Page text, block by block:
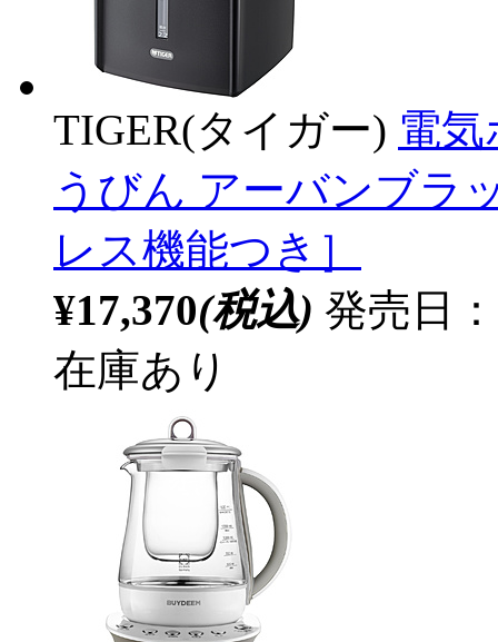
TIGER(タイガー) 電
うびん アーバンブラ
レス機能つき］
¥17,370(税込) 発売日
在庫あり